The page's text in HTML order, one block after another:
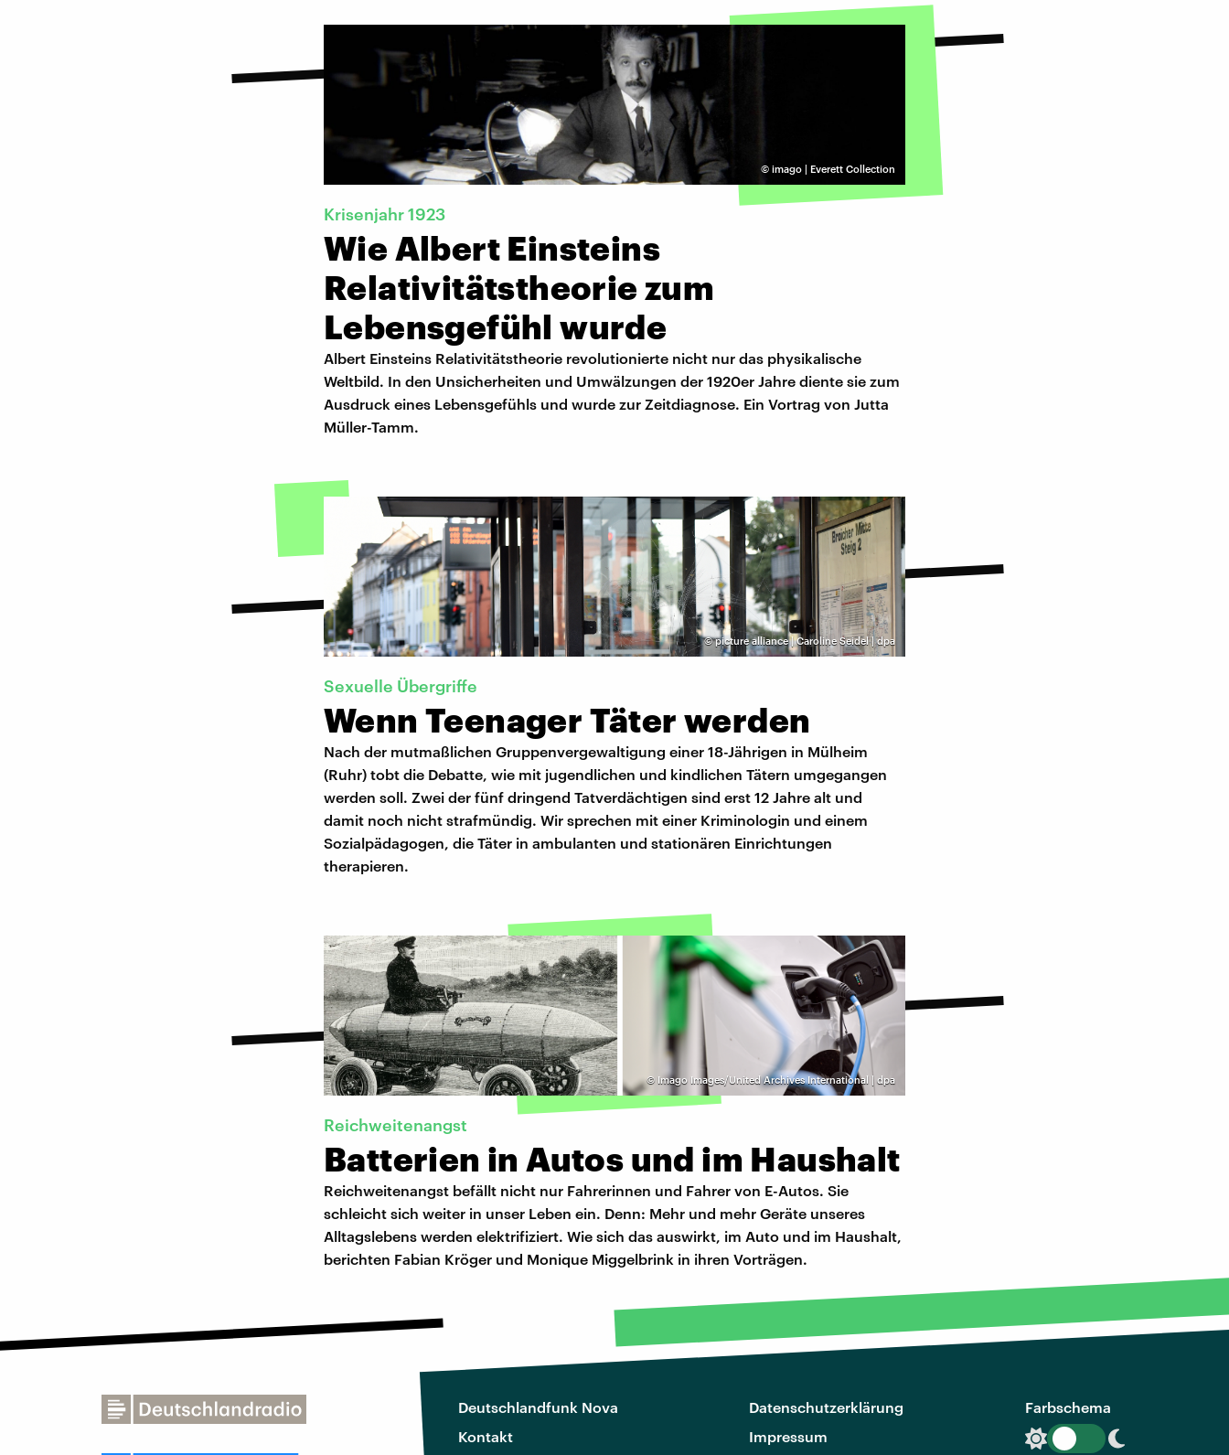
© imago | Everett Collection
Krisenjahr 1923
Wie Albert Einsteins
Relativitätstheorie zum
Lebensgefühl wurde
Albert Einsteins Relativitätstheorie revolutionierte nicht nur das physikalische
Weltbild. In den Unsicherheiten und Umwälzungen der 1920er Jahre diente sie zum
Ausdruck eines Lebensgefühls und wurde zur Zeitdiagnose. Ein Vortrag von Jutta
Müller-Tamm.
©picture alliance | Caroline Seidel | dpa
Sexuelle Übergriffe
Wenn Teenager Täter werden
Nach der mutmaßlichen Gruppenvergewaltigung einer 18-Jährigen in Mülheim
(Ruhr) tobt die Debatte, wie mit jugendlichen und kindlichen Tätern umgegangen
werden soll. Zwei der fünf dringend Tatverdächtigen sind erst 12 Jahre alt und
damit noch nicht strafmündig. Wir sprechen mit einer Kriminologin und einem
Sozialpädagogen, die Täter in ambulanten und stationären Einrichtungen
therapieren.
© Imago Images/United Archives International | dpa
Reichweitenangst
Batterien in Autos und im Haushalt
Reichweitenangst befällt nicht nur Fahrerinnen und Fahrer von E-Autos. Sie
schleicht sich weiter in unser Leben ein. Denn: Mehr und mehr Geräte unseres
Alltagslebens werden elektrifiziert. Wie sich das auswirkt, im Auto und im Haushalt,
berichten Fabian Kröger und Monique Miggelbrink in ihren Vorträgen.
Deutschlandfunk Nova
Kontakt
Datenschutzerklärung
Impressum
Farbschema